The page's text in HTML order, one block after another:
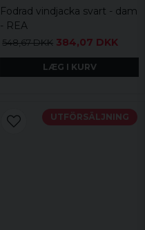
Fodrad vindjacka svart - dam
- REA
548,67 DKK 384,07 DKK
LÆG I KURV
UTFÖRSÄLJNING